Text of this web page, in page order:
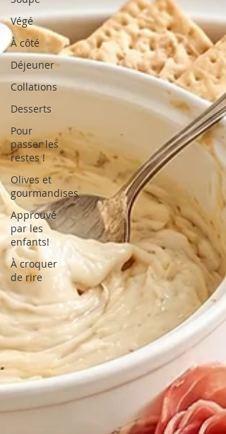
Végé
À côté
Déjeuner
Collations
Desserts
Pour
passer les
restes !
Olives et
gourmandises
Approuvé
par les
enfants!
À croquer
de rire